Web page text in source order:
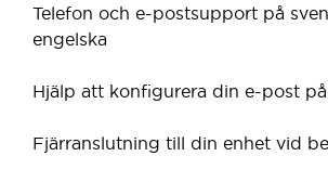
Telefon och e-postsupport på
engelska
Hjälp att konfigurera din e-post
Fjärranslutning till din enhet vid